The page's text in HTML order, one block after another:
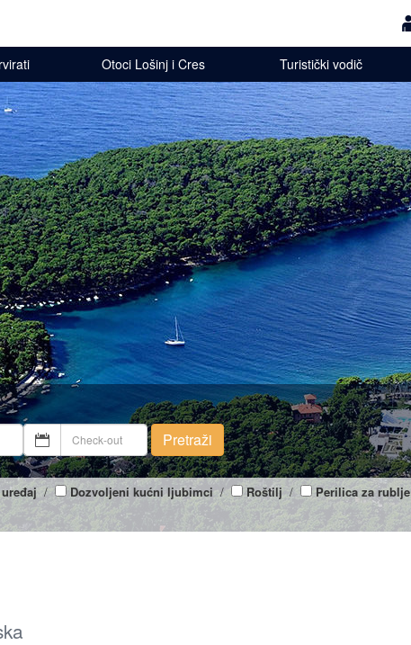
Otoci Lošinj i Cres Turistički vodič
Pretraži
/ Dozvoljeni kućni ljubimci/ Roštilj / Perilica za rublje